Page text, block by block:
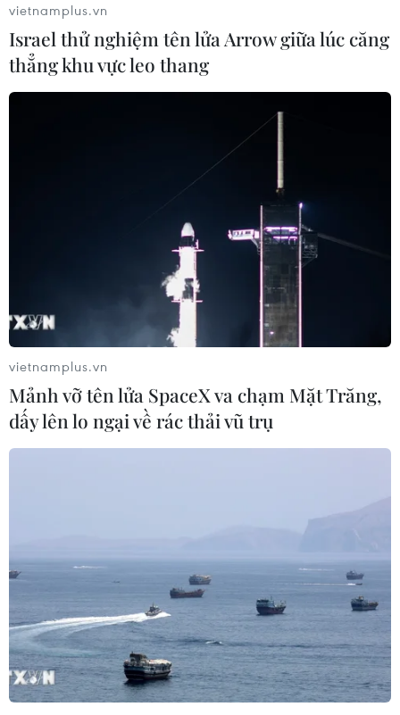
TIN CÙNG CHUYÊN MỤC
Vụ chuyên Tuyên Quang: Thu hồi,
hủy bỏ giấy chứng nhận kết quả thi
học cạnh tranh bằng chất lượng
Cần Thơ xem xét đề xuất xây dựng Tổ
hợp Giáo dục-Đào tạo 636 tỷ đồng
vietnamplus.vn
Israel thử nghiệm tên lửa Arrow giữa lúc căng
thẳng khu vực leo thang
vietnamplus.vn
Mảnh vỡ tên lửa SpaceX va chạm Mặt Trăng,
dấy lên lo ngại về rác thải vũ trụ